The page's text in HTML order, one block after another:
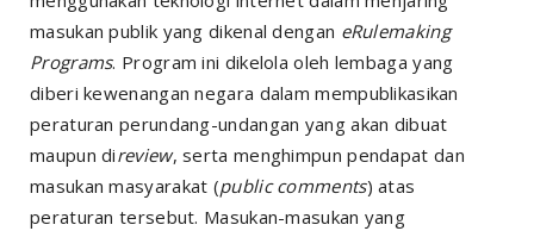
masukan publik yang dikenal dengan eRulemaking
Programs. Program ini dikelola oleh lembaga yang
diberi kewenangan negara dalam mempublikasikan
peraturan perundang-undangan yang akan dibuat
maupun direview, serta menghimpun pendapat dan
masukan masyarakat (public comments) atas
peraturan tersebut. Masukan-masukan yang